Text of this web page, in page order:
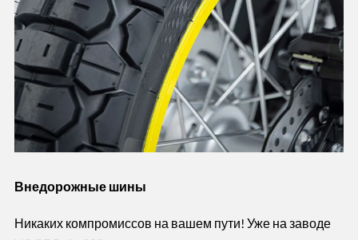
Внедорожные шины
Никаких компромиссов на вашем пути! Уже на заводе